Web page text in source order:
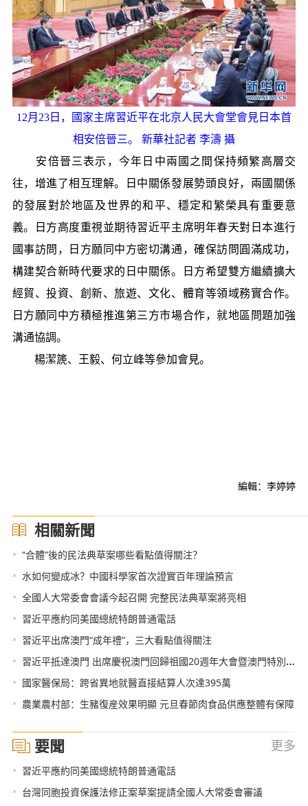
12月23日，國家主席習近平在北京人民大會堂會見日本首
相安倍晉三。 新華社記者 李濤 攝
安倍晉三表示，今年日中兩國之間保持頻繁高層交
往，增進了相互理解。日中關係發展勢頭良好，兩國關係
的發展對於地區及世界的和平、穩定和繁榮具有重要意
義。日方高度重視並期待習近平主席明年春天對日本進行
國事訪問，日方願同中方密切溝通，確保訪問圓滿成功，
構建契合新時代要求的日中關係。日方希望雙方繼續擴大
經貿、投資、創新、旅遊、文化、體育等領域務實合作。
日方願同中方積極推進第三方市場合作，就地區問題加強
溝通協調。
楊潔篪、王毅、何立峰等參加會見。
編輯：李婷婷
相關新聞
• “合體”後的民法典草案哪些看點值得關注？
• 水如何變成冰？中國科學家首次證實百年理論預言
• 全國人大常委會會議今起召開 完整民法典草案將亮相
• 習近平應約同美國總統特朗普通電話
• 習近平出席澳門“成年禮”，三大看點值得關注
• 習近平抵達澳門 出席慶祝澳門回歸祖國20週年大會暨澳門特別行政區第五屆政府就職典禮並對澳門進行視察
• 國家醫保局：跨省異地就醫直接結算人次達395萬
• 農業農村部：生豬復産效果明顯 元旦春節肉食品供應整體有保障
要聞 更多
• 習近平應約同美國總統特朗普通電話
• 台灣同胞投資保護法修正案草案提請全國人大常委會審議